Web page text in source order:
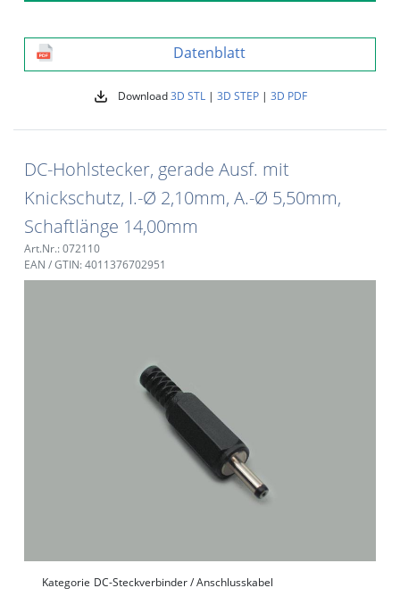
Datenblatt
Download3D STL| 3D STEP| 3D PDF
DC-Hohlstecker, gerade Ausf. mit
Knickschutz, I.-Ø 2,10mm, A.-Ø 5,50mm,
Schaftlänge 14,00mm
Art.Nr.: 072110
EAN / GTIN: 4011376702951
Kategorie DC-Steckverbinder / Anschlusskabel